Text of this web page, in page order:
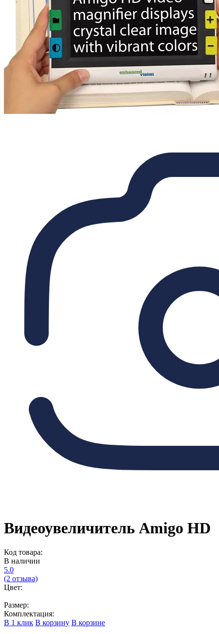
Видеоувеличитель Amigo HD
Код товара:
В наличии
5.0
(2 отзыва)
Цвет:
Размер:
Комплектация:
В 1 клик В корзину В корзине